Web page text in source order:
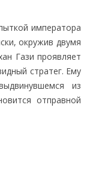
императора
окружив двумя
Гази проявляет
стратег. Ему
из
отправной